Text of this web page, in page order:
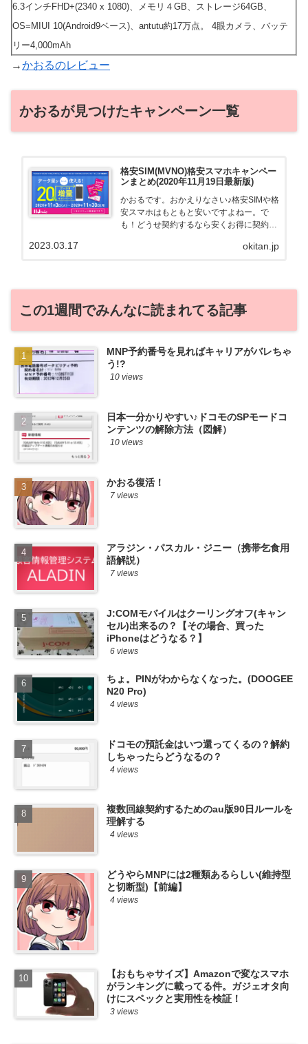
6.3インチFHD+(2340 x 1080)、メモリ４GB、ストレージ64GB、
OS=MIUI 10(Android9ベース)、antutu約17万点。 4眼カメラ、バッテ
リー4,000mAh
→かおるのレビュー
かおるが見つけたキャンペーン一覧
格安SIM(MVNO)格安スマホキャンペー
ンまとめ(2020年11月19日最新版)
かおるです。おかえりなさい♪格安SIMや格
安スマホはもともと安いですよねー。で
も！どうせ契約するなら安くお得に契約し
る自身も、そういう案件を常に狙ってます
okitan.jp
2023.03.17
この1週間でみんなに読まれてる記事
MNP予約番号を見ればキャリアがバレちゃ
う!?
10 views
日本一分かりやすい♪ドコモのSPモードコ
ンテンツの解除方法（図解）
10 views
かおる復活！
7 views
アラジン・パスカル・ジニー（携帯乞食用
語解説）
7 views
J:COMモバイルはクーリングオフ(キャン
セル)出来るの？【その場合、買った
iPhoneはどうなる？】
6 views
ちょ。PINがわからなくなった。(DOOGEE
N20 Pro)
4 views
ドコモの預託金はいつ還ってくるの？解約
しちゃったらどうなるの？
4 views
複数回線契約するためのau版90日ルールを
理解する
4 views
どうやらMNPには2種類あるらしい(維持型
と切断型)【前編】
4 views
【おもちゃサイズ】Amazonで変なスマホ
がランキングに載ってる件。ガジェオタ向
けにスペックと実用性を検証！
3 views